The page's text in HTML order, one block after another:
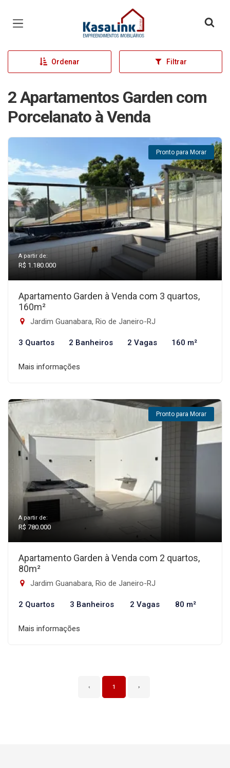
Página inicial
Ordenar Filtrar
2 Apartamentos Garden com
Porcelanato à Venda
Pronto para Morar
A partir de:
R$ 1.180.000
Apartamento Garden à Venda com 3 quartos,
160m²
Jardim Guanabara, Rio de Janeiro-RJ
3 Quartos 2 Banheiros 2 Vagas 160 m²
Mais informações
Pronto para Morar
A partir de:
R$ 780.000
Apartamento Garden à Venda com 2 quartos,
80m²
Jardim Guanabara, Rio de Janeiro-RJ
2 Quartos 3 Banheiros 2 Vagas 80 m²
Mais informações
‹ 1 ›